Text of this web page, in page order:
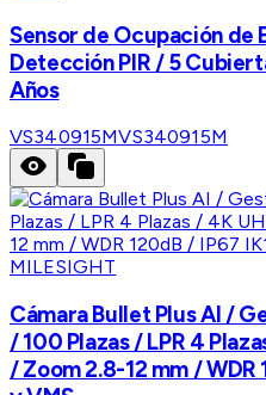
Sensor de Ocupación de
Detección PIR / 5
Años
VS340915MVS340915M
MILESIGHT
Cámara Bullet Plus AI /
/ 100 Plazas / LPR 4
/ Zoom 2.8-12 mm / WDR